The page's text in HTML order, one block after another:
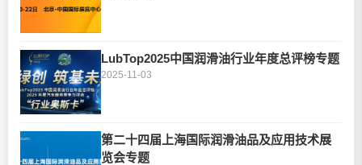
LubTop2025中国润滑油行业年度总评榜专题
2025-11-03
第二十四届上海国际润滑油品及应用技术展
览会专题